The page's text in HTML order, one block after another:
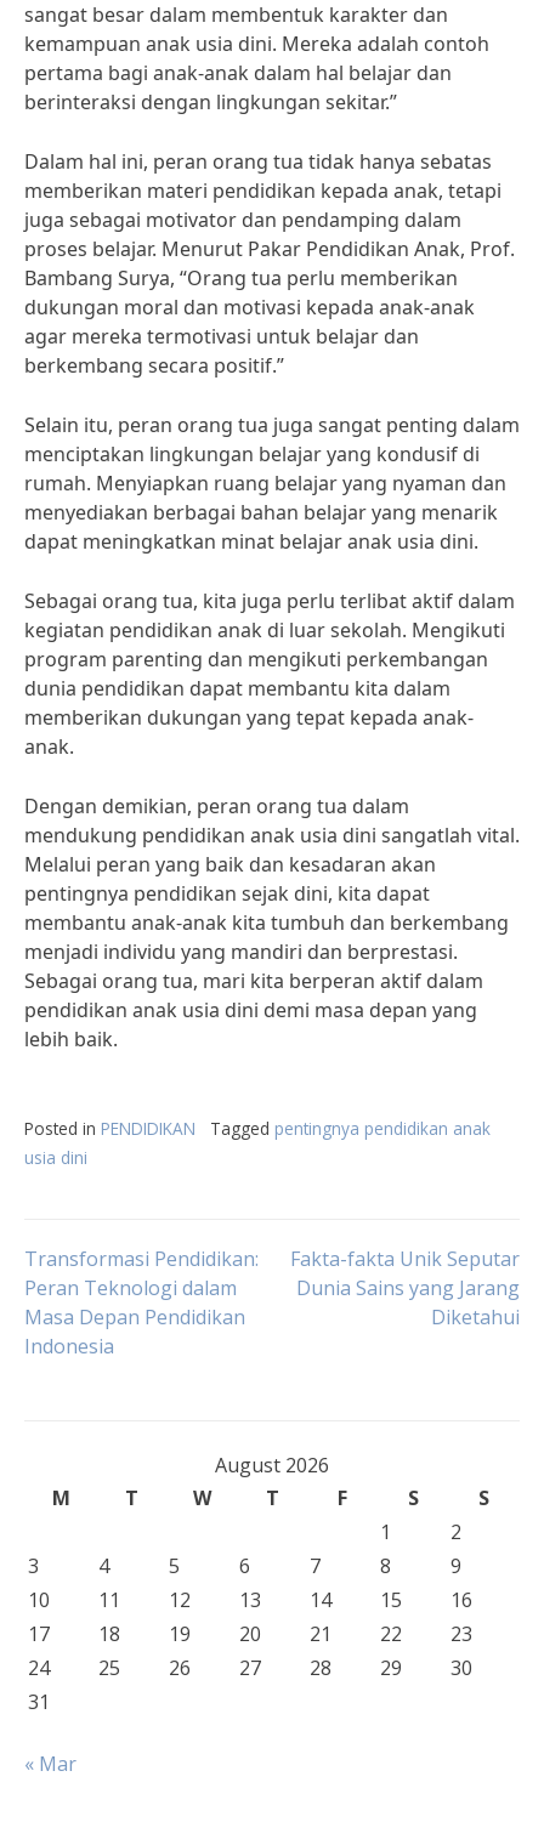
sangat besar dalam membentuk karakter dan
kemampuan anak usia dini. Mereka adalah contoh
pertama bagi anak-anak dalam hal belajar dan
berinteraksi dengan lingkungan sekitar.”
Dalam hal ini, peran orang tua tidak hanya sebatas
memberikan materi pendidikan kepada anak, tetapi
juga sebagai motivator dan pendamping dalam
proses belajar. Menurut Pakar Pendidikan Anak, Prof.
Bambang Surya, “Orang tua perlu memberikan
dukungan moral dan motivasi kepada anak-anak
agar mereka termotivasi untuk belajar dan
berkembang secara positif.”
Selain itu, peran orang tua juga sangat penting dalam
menciptakan lingkungan belajar yang kondusif di
rumah. Menyiapkan ruang belajar yang nyaman dan
menyediakan berbagai bahan belajar yang menarik
dapat meningkatkan minat belajar anak usia dini.
Sebagai orang tua, kita juga perlu terlibat aktif dalam
kegiatan pendidikan anak di luar sekolah. Mengikuti
program parenting dan mengikuti perkembangan
dunia pendidikan dapat membantu kita dalam
memberikan dukungan yang tepat kepada anak-
anak.
Dengan demikian, peran orang tua dalam
mendukung pendidikan anak usia dini sangatlah vital.
Melalui peran yang baik dan kesadaran akan
pentingnya pendidikan sejak dini, kita dapat
membantu anak-anak kita tumbuh dan berkembang
menjadi individu yang mandiri dan berprestasi.
Sebagai orang tua, mari kita berperan aktif dalam
pendidikan anak usia dini demi masa depan yang
lebih baik.
Posted in PENDIDIKAN Tagged pentingnya pendidikan anak
usia dini
Post
navigation
Transformasi Pendidikan:
Peran Teknologi dalam
Masa Depan Pendidikan
Indonesia
Fakta-fakta Unik Seputar
Dunia Sains yang Jarang
Diketahui
August 2026
M
T W T F S
S
1
2
3
4 5 6 7 8
9
10
11 12 13 14 15
16
17
18 19 20 21 22
23
24
25 26 27 28 29
30
31
« Mar